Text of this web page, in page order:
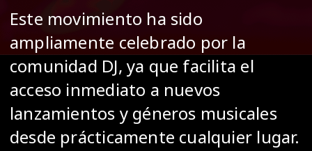
Este movimiento ha sido
ampliamente celebrado por la
comunidad DJ, ya que facilita el
acceso inmediato a nuevos
lanzamientos y géneros musicales
desde prácticamente cualquier lugar.